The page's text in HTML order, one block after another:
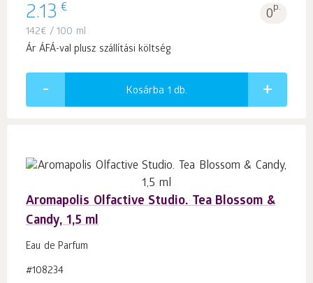
2.13 € 0p.
142€ / 100 ml
Ár ÁFÁ-val plusz szállítási költség
Kosárba 1 db.
Aromapolis Olfactive Studio. Tea Blossom &
Candy, 1,5 ml
Eau de Parfum
#108234